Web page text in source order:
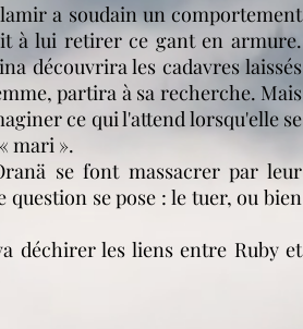
a soudain un comportement
à lui retirer ce gant en armure.
découvrira les cadavres laissés
partira à sa recherche. Mais
ce qui l'attend lorsqu'elle se
mari ».
se font massacrer par leur
se pose : le tuer, ou bien
déchirer les liens entre Ruby et